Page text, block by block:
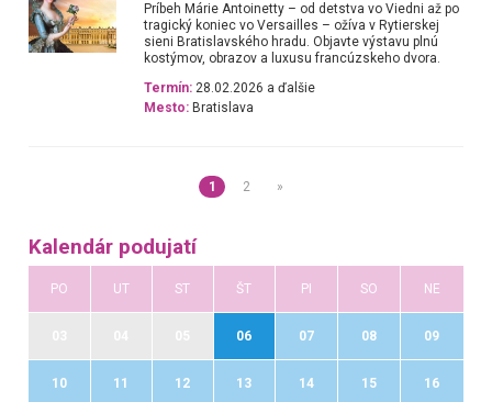
Príbeh Márie Antoinetty – od detstva vo Viedni až po
tragický koniec vo Versailles – ožíva v Rytierskej
sieni Bratislavského hradu. Objavte výstavu plnú
kostýmov, obrazov a luxusu francúzskeho dvora.
Termín: 28.02.2026 a ďalšie
Mesto: Bratislava
1 2 »
Kalendár podujatí
PO UT ST ŠT PI SO NE
06 07 08 09
10 11 12 13 14 15 16